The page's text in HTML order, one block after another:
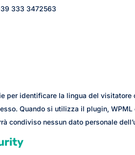
333 3472563
per identificare la lingua del
Quando si utilizza il plugin,
condiviso nessun dato personale